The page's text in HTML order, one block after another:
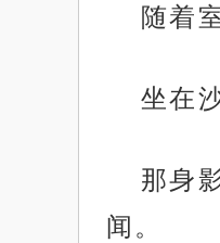
随着
坐在
那身
闻。